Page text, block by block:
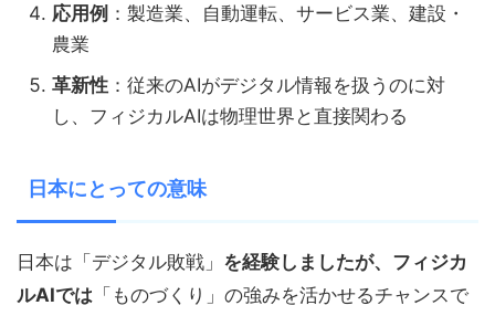
応用例 ：製造業、自動運転、サービス業、建設・
農業
革新性 ：従来のAIがデジタル情報を扱うのに対
し、フィジカルAIは物理世界と直接関わる
日本にとっての意味
日本は「デジタル敗戦」 を経験しましたが、フィジカ
ルAIでは 「ものづくり」の強みを活かせるチャンスで